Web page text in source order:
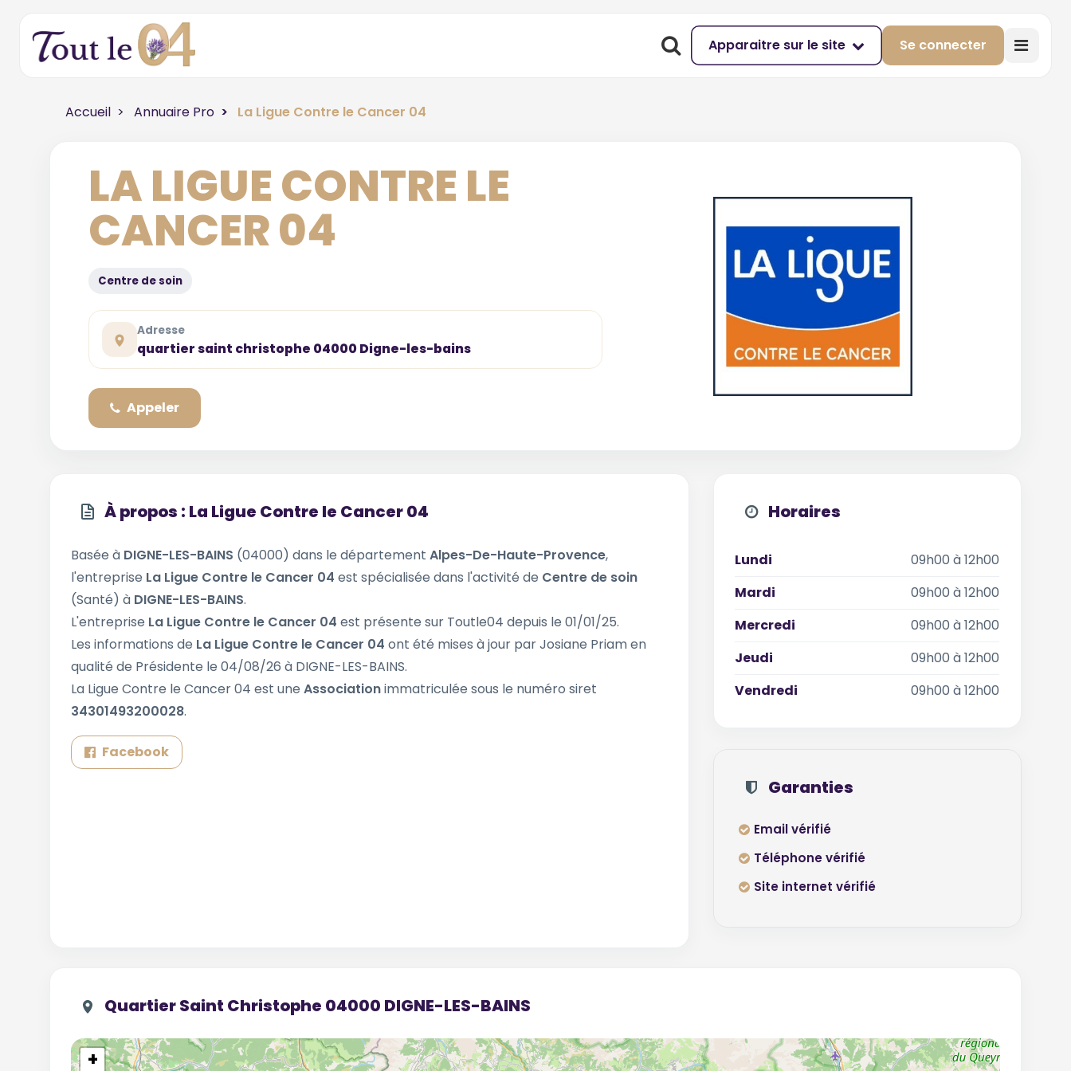
Apparaitre sur le site Se connecter
Accueil Annuaire Pro La Ligue Contre le Cancer 04
LA LIGUE CONTRE LE
CANCER 04
Centre de soin
Adresse
quartier saint christophe 04000 Digne-les-bains
Appeler
À propos : La Ligue Contre le Cancer 04
Basée à DIGNE-LES-BAINS (04000) dans le département Alpes-De-Haute-Provence,
l'entreprise La Ligue Contre le Cancer 04 est spécialisée dans l'activité de Centre de soin
(Santé) à DIGNE-LES-BAINS.
L'entreprise La Ligue Contre le Cancer 04 est présente sur Toutle04 depuis le 01/01/25.
Les informations de La Ligue Contre le Cancer 04 ont été mises à jour par Josiane Priam en
qualité de Présidente le 04/08/26 à DIGNE-LES-BAINS.
La Ligue Contre le Cancer 04 est une Associationimmatriculée sous le numéro siret
34301493200028.
Facebook
Horaires
Lundi
09h00 à 12h00
Mardi
09h00 à 12h00
Mercredi
09h00 à 12h00
Jeudi
09h00 à 12h00
Vendredi
09h00 à 12h00
Garanties
Email vérifié
Téléphone vérifié
Site internet vérifié
Quartier Saint Christophe 04000 DIGNE-LES-BAINS
+